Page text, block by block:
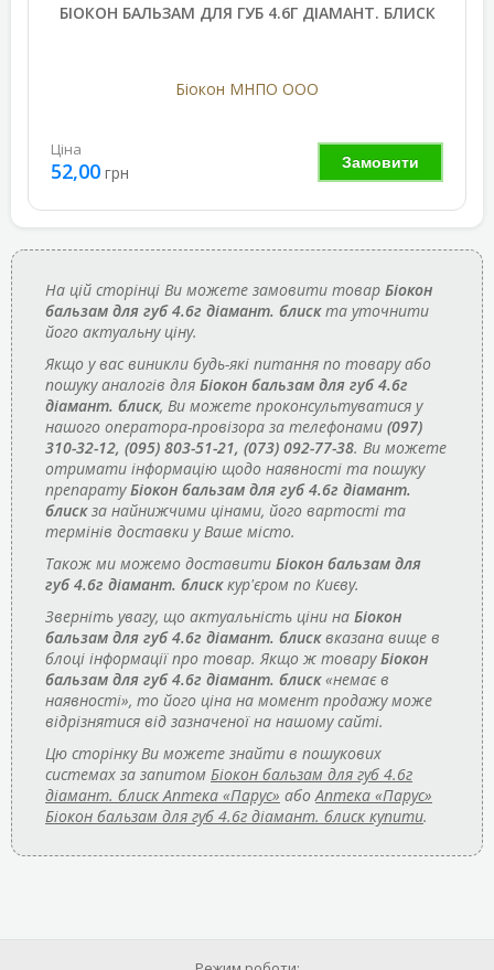
БІОКОН БАЛЬЗАМ ДЛЯ ГУБ 4.6Г ДІАМАНТ. БЛИСК
Біокон МНПО ООО
Замовити
Ціна
52,00 грн
На цій сторінці Ви можете замовити товар Біокон
бальзам для губ 4.6г діамант. блискта уточнити
його актуальну ціну.
Якщо у вас виникли будь-які питання по товару або
пошуку аналогів для Біокон бальзам для губ 4.6г
діамант. блиск, Ви можете проконсультуватися у
нашого оператора-провізора за телефонами (097)
310-32-12, (095) 803-51-21, (073) 092-77-38. Ви можете
отримати інформацію щодо наявності та пошуку
препаратуБіокон бальзам для губ 4.6г діамант.
блискза найнижчими цінами, його вартості та
термінів доставки у Ваше місто.
Також ми можемо доставити Біокон бальзам для
губ 4.6г діамант. блисккур'єром по Києву.
Зверніть увагу, що актуальність ціни на Біокон
бальзам для губ 4.6г діамант. блисквказана вище в
блоці інформації про товар. Якщо ж товаруБіокон
бальзам для губ 4.6г діамант. блиск«немає в
наявності», то його ціна на момент продажу може
відрізнятися від зазначеної на нашому сайті.
Цю сторінку Ви можете знайти в пошукових
системах за запитом Біокон бальзам для губ 4.6г
діамант. блиск Аптека «Парус» абоАптека «Парус»
Біокон бальзам для губ 4.6г діамант. блиск купити.